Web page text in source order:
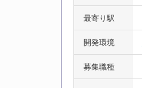
最寄り駅
開発環境
募集職種